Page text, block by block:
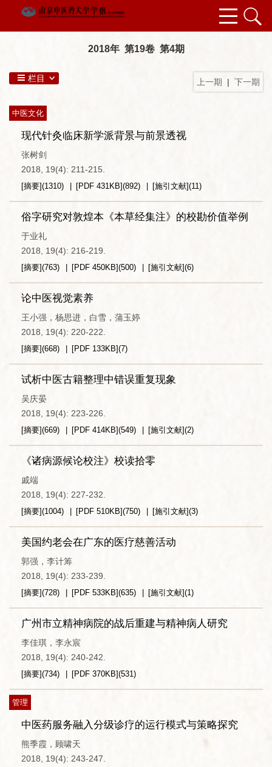
2018年 第19卷 第4期
上一期 | 下一期
栏目
中医文化
现代针灸临床新学派背景与前景透视
张树剑
2018, 19(4): 211-215.
[摘要](1310) [PDF 431KB](892) [施引文献](11)
俗字研究对敦煌本《本草经集注》的校勘价值举例
于业礼
2018, 19(4): 216-219.
[摘要](763) [PDF 450KB](500) [施引文献](6)
论中医视觉素养
王小强，杨思进，白雪，蒲玉婷
2018, 19(4): 220-222.
[摘要](668) [PDF 133KB](7)
试析中医古籍整理中错误重复现象
吴庆晏
2018, 19(4): 223-226.
[摘要](669) [PDF 414KB](549) [施引文献](2)
《诸病源候论校注》校读拾零
戚端
2018, 19(4): 227-232.
[摘要](1004) [PDF 510KB](750) [施引文献](3)
美国约老会在广东的医疗慈善活动
郭强，李计筹
2018, 19(4): 233-239.
[摘要](728) [PDF 533KB](635) [施引文献](1)
广州市立精神病院的战后重建与精神病人研究
李佳琪，李永宸
2018, 19(4): 240-242.
[摘要](734) [PDF 370KB](531)
管理
中医药服务融入分级诊疗的运行模式与策略探究
熊季霞，顾啸天
2018, 19(4): 243-247.